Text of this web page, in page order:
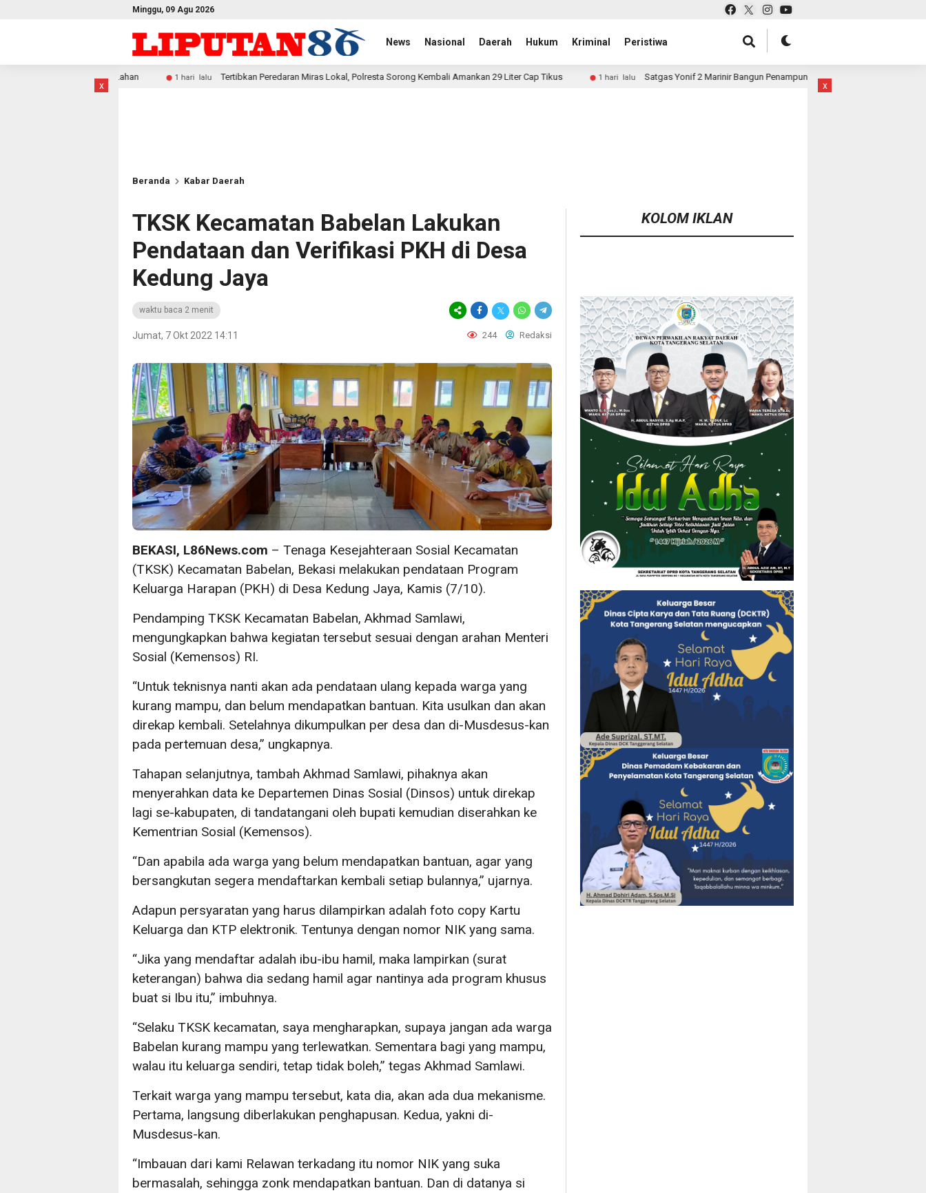
Minggu, 09 Agu 2026
News Nasional Daerah Hukum Kriminal Peristiwa
x
1 hari lalu Tertibkan Peredaran Miras Lokal, Polresta Sorong Kembali Amankan 29 Liter Cap Tikus 1 hari lalu Satgas Yonif 2 Marinir Bangun Penampungan Air Bersama Masyarakat Pasir Putih
Beranda Kabar Daerah
TKSK Kecamatan Babelan Lakukan
Pendataan dan Verifikasi PKH di Desa
Kedung Jaya
waktu baca 2 menit
Jumat, 7 Okt 2022 14:11 244 Redaksi
BEKASI, L86News.com – Tenaga Kesejahteraan Sosial Kecamatan
(TKSK) Kecamatan Babelan, Bekasi melakukan pendataan Program
Keluarga Harapan (PKH) di Desa Kedung Jaya, Kamis (7/10).
Pendamping TKSK Kecamatan Babelan, Akhmad Samlawi,
mengungkapkan bahwa kegiatan tersebut sesuai dengan arahan Menteri
Sosial (Kemensos) RI.
“Untuk teknisnya nanti akan ada pendataan ulang kepada warga yang
kurang mampu, dan belum mendapatkan bantuan. Kita usulkan dan akan
direkap kembali. Setelahnya dikumpulkan per desa dan di-Musdesus-kan
pada pertemuan desa,” ungkapnya.
Tahapan selanjutnya, tambah Akhmad Samlawi, pihaknya akan
menyerahkan data ke Departemen Dinas Sosial (Dinsos) untuk direkap
lagi se-kabupaten, di tandatangani oleh bupati kemudian diserahkan ke
Kementrian Sosial (Kemensos).
“Dan apabila ada warga yang belum mendapatkan bantuan, agar yang
bersangkutan segera mendaftarkan kembali setiap bulannya,” ujarnya.
Adapun persyaratan yang harus dilampirkan adalah foto copy Kartu
Keluarga dan KTP elektronik. Tentunya dengan nomor NIK yang sama.
“Jika yang mendaftar adalah ibu-ibu hamil, maka lampirkan (surat
keterangan) bahwa dia sedang hamil agar nantinya ada program khusus
buat si Ibu itu,” imbuhnya.
“Selaku TKSK kecamatan, saya mengharapkan, supaya jangan ada warga
Babelan kurang mampu yang terlewatkan. Sementara bagi yang mampu,
walau itu keluarga sendiri, tetap tidak boleh,” tegas Akhmad Samlawi.
Terkait warga yang mampu tersebut, kata dia, akan ada dua mekanisme.
Pertama, langsung diberlakukan penghapusan. Kedua, yakni di-
Musdesus-kan.
“Imbauan dari kami Relawan terkadang itu nomor NIK yang suka
bermasalah, sehingga zonk mendapatkan bantuan. Dan di datanya si
KOLOM IKLAN
x